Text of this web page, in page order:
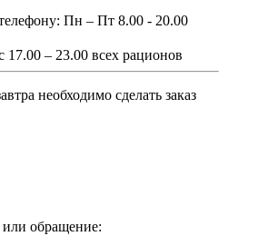
Пн – Пт 8.00 - 20.00
17.00 – 23.00 всех рационов
необходимо сделать заказ
обращение: